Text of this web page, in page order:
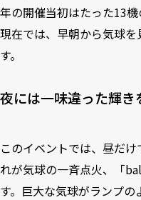
年の開催当初はたった13
現在では、早朝から気球
す。
夜には一味違った輝き
このイベントでは、昼だ
れが気球の一斉点火、「
す。巨大な気球がランプ